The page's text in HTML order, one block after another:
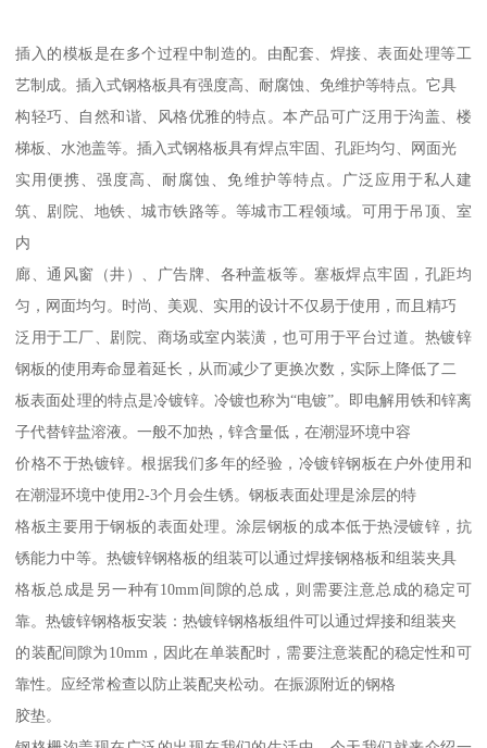
插入的模板是在多个过程中制造的。由配套、焊接、表面处理等工
艺制成。插入式钢格板具有强度高、耐腐蚀、免维护等特点。它具
构轻巧、自然和谐、风格优雅的特点。本产品可广泛用于沟盖、楼
梯板、水池盖等。插入式钢格板具有焊点牢固、孔距均匀、网面光
实用便携、强度高、耐腐蚀、免维护等特点。广泛应用于私人建
筑、剧院、地铁、城市铁路等。等城市工程领域。可用于吊顶、室
内
廊、通风窗（井）、广告牌、各种盖板等。塞板焊点牢固，孔距均
匀，网面均匀。时尚、美观、实用的设计不仅易于使用，而且精巧
泛用于工厂、剧院、商场或室内装潢，也可用于平台过道。热镀锌
钢板的使用寿命显着延长，从而减少了更换次数，实际上降低了二
板表面处理的特点是冷镀锌。冷镀也称为“电镀”。即电解用铁和锌离
子代替锌盐溶液。一般不加热，锌含量低，在潮湿环境中容
价格不于热镀锌。根据我们多年的经验，冷镀锌钢板在户外使用和
在潮湿环境中使用2-3个月会生锈。钢板表面处理是涂层的特
格板主要用于钢板的表面处理。涂层钢板的成本低于热浸镀锌，抗
锈能力中等。热镀锌钢格板的组装可以通过焊接钢格板和组装夹具
格板总成是另一种有10mm间隙的总成，则需要注意总成的稳定可
靠。热镀锌钢格板安装：热镀锌钢格板组件可以通过焊接和组装夹
的装配间隙为10mm，因此在单装配时，需要注意装配的稳定性和可
靠性。应经常检查以防止装配夹松动。在振源附近的钢格
胶垫。